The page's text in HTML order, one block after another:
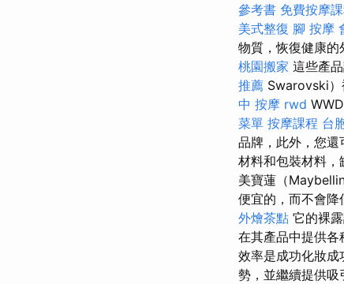
參考書 免費按摩
美式整復 腳 按摩
物質，恢復健康的
桃園搬家 這些產
推薦 Swarovski）
中 按摩 rwd
菜單 按摩課程 台
品牌，此外，您還
材料和包裝材料，
美寶蓮（
便宜的，而不會降
外燴茶點 它的裸
在其產品中提供各
效率是成功化妝成
勢，並繼續提供吸